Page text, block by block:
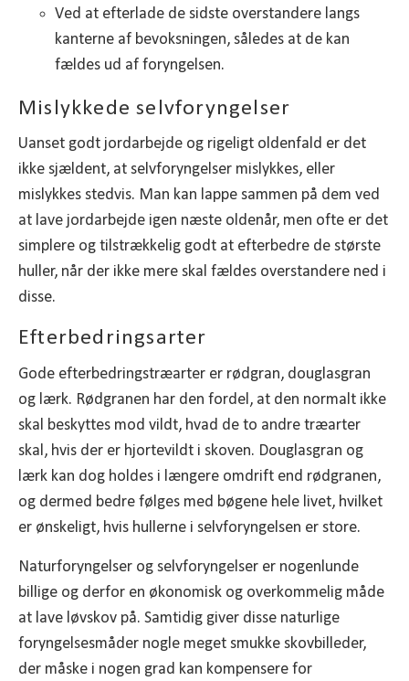
Ved at efterlade de sidste overstandere langs
kanterne af bevoksningen, således at de kan
fældes ud af foryngelsen.
Mislykkede selvforyngelser
Uanset godt jordarbejde og rigeligt oldenfald er det
ikke sjældent, at selvforyngelser mislykkes, eller
mislykkes stedvis. Man kan lappe sammen på dem ved
at lave jordarbejde igen næste oldenår, men ofte er det
simplere og tilstrækkelig godt at efterbedre de største
huller, når der ikke mere skal fældes overstandere ned i
disse.
Efterbedringsarter
Gode efterbedringstræarter er rødgran, douglasgran
og lærk. Rødgranen har den fordel, at den normalt ikke
skal beskyttes mod vildt, hvad de to andre træarter
skal, hvis der er hjortevildt i skoven. Douglasgran og
lærk kan dog holdes i længere omdrift end rødgranen,
og dermed bedre følges med bøgene hele livet, hvilket
er ønskeligt, hvis hullerne i selvforyngelsen er store.
Naturforyngelser og selvforyngelser er nogenlunde
billige og derfor en økonomisk og overkommelig måde
at lave løvskov på. Samtidig giver disse naturlige
foryngelsesmåder nogle meget smukke skovbilleder,
der måske i nogen grad kan kompensere for